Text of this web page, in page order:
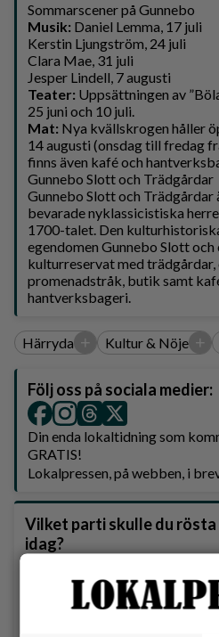
Sommarscener på Gunnebo
Musik: Daniel Lemma, 17 juli
Kerstin Ljungström, 24 juli
Clara Mae, 31 juli
Jesper Lindell, 7 augusti
Teater: Uppsättningen av
25 juni och 10 juli.
Mat: Nya kvällskrogen håller
14 augusti (onsdag till fredag
finns även kafé och
Gunnebo Slott och Trädgårdar
Gunnebo Slott och Trädgårdar
bevarade nyklassicistiska
1700-talet. Den
egendomen Gunnebo Slott
kulturreservat med trädgårdar,
promenadstråk, butik samt
hantverksbageri.
Härryda + Kultur & Nöje +
Följ oss på sociala medier:
Din enda lokaltidning som
GRATIS!
Lokalpressen, på webben, i
Vilket parti skulle du rösta
idag?
Socialdemokraterna